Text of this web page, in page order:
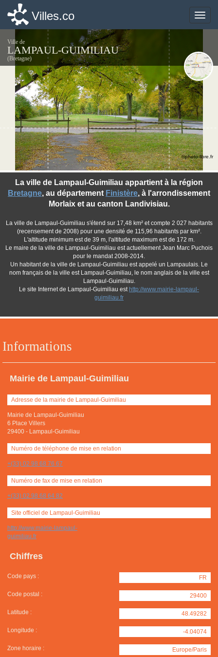
Toggle
Villes.co
Ville de
LAMPAUL-GUIMILIAU
(Bretagne)
Informations
Mairie de Lampaul-Guimiliau
Adresse de la mairie de Lampaul-Guimiliau
Mairie de Lampaul-Guimiliau
6 Place Villers
29400 - Lampaul-Guimiliau
Numéro de téléphone de mise en relation
+(33) 02 98 68 76 67
Numéro de fax de mise en relation
+(33) 02 98 68 64 82
Site officiel de Lampaul-Guimiliau
http://www.mairie-lampaul-
guimiliau.fr
Chiffres
Code pays : FR
Code postal : 29400
Latitude : 48.49282
Longitude : -4.04074
Zone horaire : Europe/Paris
La ville de Lampaul-Guimiliau appartient à la région
Bretagne, au département Finistère, à l'arrondissement
Morlaix et au canton Landivisiau.
La ville de Lampaul-Guimiliau s'étend sur 17,48 km² et compte 2 027 habitants
(recensement de 2008) pour une densité de 115,96 habitants par km².
L'altitude minimum est de 39 m, l'altitude maximum est de 172 m.
Le maire de la ville de Lampaul-Guimiliau est actuellement Jean Marc Puchois
pour le mandat 2008-2014.
Un habitant de la ville de Lampaul-Guimiliau est appelé un Lampaulais. Le
nom français de la ville est Lampaul-Guimiliau, le nom anglais de la ville est
Lampaul-Guimiliau.
Le site Internet de Lampaul-Guimiliau est http://www.mairie-lampaul-
guimiliau.fr
©photo-libre.fr
Toggle
Villes.co